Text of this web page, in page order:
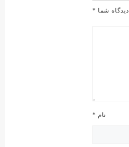
دیدگاه شما *
نام *